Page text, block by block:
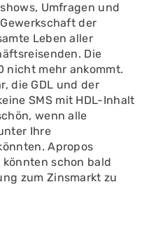
Umfragen und
der
Leben aller
Die
nicht mehr ankommt.
die GDL und der
SMS mit HDL-Inhalt
wenn alle
Ihre
Apropos
schon bald
zum Zinsmarkt zu